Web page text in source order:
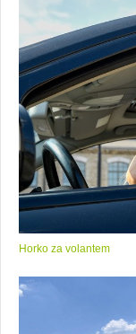
Horko za volantem